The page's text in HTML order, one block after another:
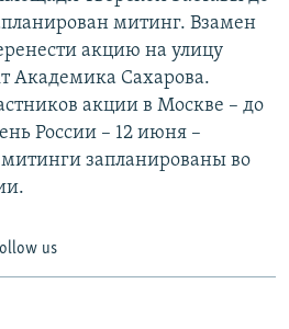
митинг. Взамен
акцию на улицу
Академика Сахарова.
акции в Москве – до
России – 12 июня –
запланированы во
us